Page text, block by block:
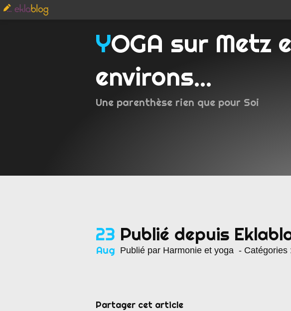
YOGA sur Metz et
environs...
Une parenthèse rien que pour Soi
23
Aug
Publié depuis
Publié par Harmonie et yoga - Catégories
Partager cet article